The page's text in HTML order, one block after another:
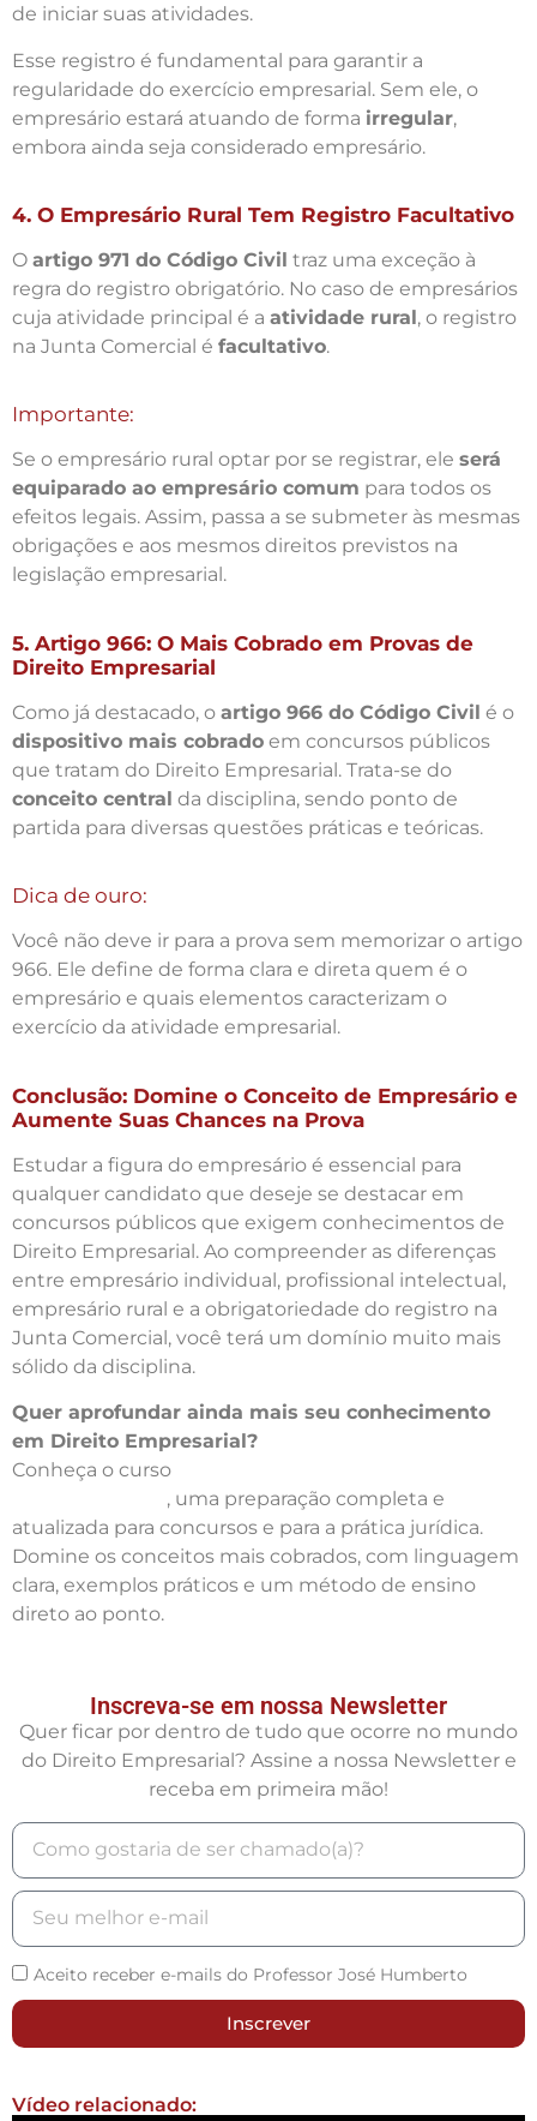
de iniciar suas atividades.
Esse registro é fundamental para garantir a
regularidade do exercício empresarial. Sem ele, o
empresário estará atuando de forma irregular,
embora ainda seja considerado empresário.
4. O Empresário Rural Tem Registro Facultativo
O artigo 971 do Código Civil traz uma exceção à
regra do registro obrigatório. No caso de empresários
cuja atividade principal é a atividade rural, o registro
na Junta Comercial é facultativo.
Importante:
Se o empresário rural optar por se registrar, ele será
equiparado ao empresário comum para todos os
efeitos legais. Assim, passa a se submeter às mesmas
obrigações e aos mesmos direitos previstos na
legislação empresarial.
5. Artigo 966: O Mais Cobrado em Provas de
Direito Empresarial
Como já destacado, o artigo 966 do Código Civil é o
dispositivo mais cobrado em concursos públicos
que tratam do Direito Empresarial. Trata-se do
conceito central da disciplina, sendo ponto de
partida para diversas questões práticas e teóricas.
Dica de ouro:
Você não deve ir para a prova sem memorizar o artigo
966. Ele define de forma clara e direta quem é o
empresário e quais elementos caracterizam o
exercício da atividade empresarial.
Conclusão: Domine o Conceito de Empresário e
Aumente Suas Chances na Prova
Estudar a figura do empresário é essencial para
qualquer candidato que deseje se destacar em
concursos públicos que exigem conhecimentos de
Direito Empresarial. Ao compreender as diferenças
entre empresário individual, profissional intelectual,
empresário rural e a obrigatoriedade do registro na
Junta Comercial, você terá um domínio muito mais
sólido da disciplina.
Quer aprofundar ainda mais seu conhecimento
em Direito Empresarial?
Conheça o curso
, uma preparação completa e
atualizada para concursos e para a prática jurídica.
Domine os conceitos mais cobrados, com linguagem
clara, exemplos práticos e um método de ensino
direto ao ponto.
Inscreva-se em nossa Newsletter
Quer ficar por dentro de tudo que ocorre no mundo
do Direito Empresarial? Assine a nossa Newsletter e
receba em primeira mão!
Aceito receber e-mails do Professor José Humberto
Inscrever
Vídeo relacionado: